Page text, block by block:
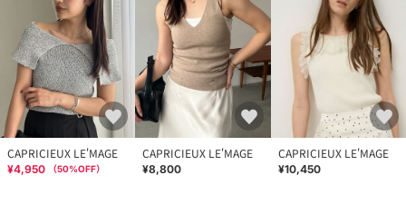
CAPRICIEUX LE'MAGE
¥4,950 （50%OFF）
CAPRICIEUX LE'MAGE
¥8,800
CAPRICIEUX LE'MAGE
¥10,450